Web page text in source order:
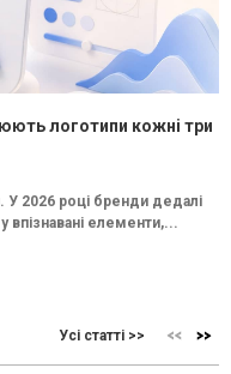
логотипи кожні три
У 2026 році бренди дедалі
впізнавані елементи,...
Усі статті >>